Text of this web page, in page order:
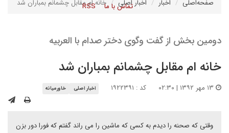
تماس با ما RSS صفحه‌اصلی اخبار اخبار اصلی خانه ام مقابل چشمانم بمباران شد
دومین بخش از گفت وگوی دختر صدام با العربیه
خانه ام مقابل چشمانم بمباران شد
کد : ۱۹۲۲۳۹۱ اخبار اصلی خاورمیانه
وقتی که صحنه را دیدم به کسی که ماشین را می راند گفتم که فورا دور بزن